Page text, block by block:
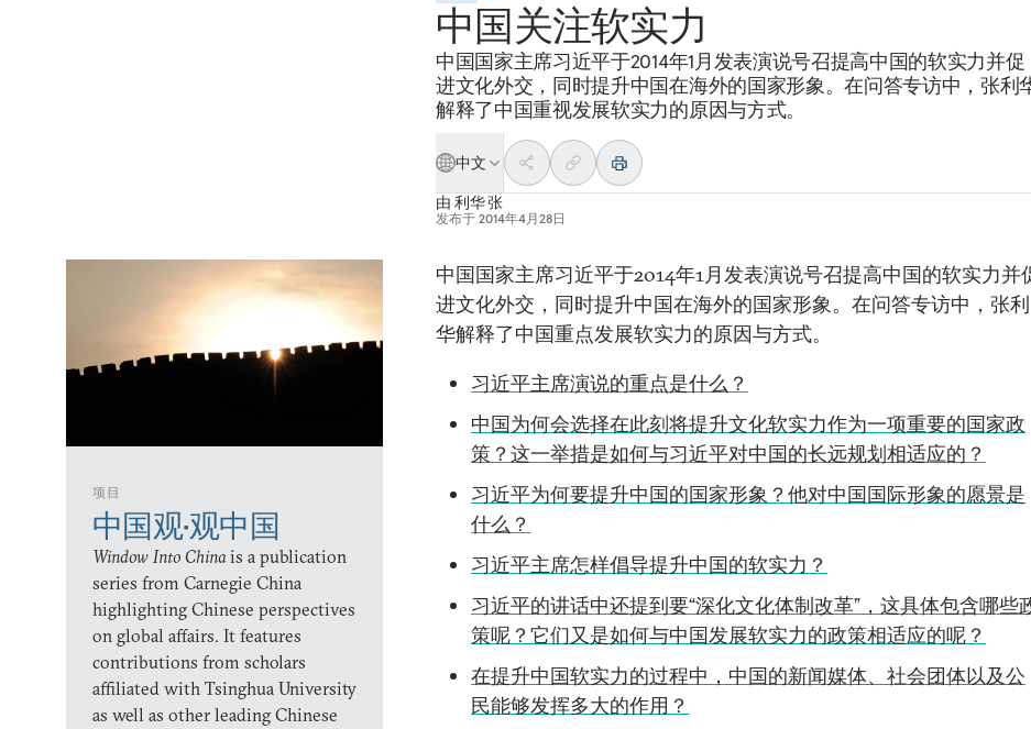
中国关注软实力
中国国家主席习近平于2014年1月发表演说号召提高中国的软实力并促
进文化外交，同时提升中国在海外的国家形象。在问答专访中，张利
解释了中国重视发展软实力的原因与方式。
中文
由 利华 张
发布于 2014年4月28日
项目
中国观•观中国
Window Into Chinais a publication
series from Carnegie China
highlighting Chinese perspectives
on global affairs. It features
contributions from scholars
affiliated with Tsinghua University
as well as other leading Chinese
中国国家主席习近平于2014年1月发表演说号召提高中国的软实力并
进文化外交，同时提升中国在海外的国家形象。在问答专访中，张利
华解释了中国重点发展软实力的原因与方式。
习近平主席演说的重点是什么？
中国为何会选择在此刻将提升文化软实力作为一项重要的国家政
策？这一举措是如何与习近平对中国的长远规划相适应的？
习近平为何要提升中国的国家形象？他对中国国际形象的愿景是
什么？
习近平主席怎样倡导提升中国的软实力？
习近平的讲话中还提到要“深化文化体制改革”，这具体包含哪些
策呢？它们又是如何与中国发展软实力的政策相适应的呢？
在提升中国软实力的过程中，中国的新闻媒体、社会团体以及公
民能够发挥多大的作用？